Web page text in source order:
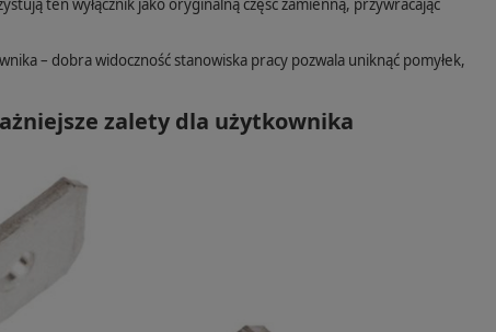
ten wyłącznik jako oryginalną część zamienną, przywracając
– dobra widoczność stanowiska pracy pozwala uniknąć pomyłek,
zalety dla użytkownika